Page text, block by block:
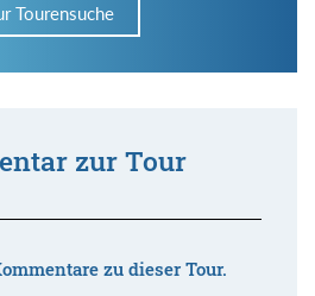
Tourensuche
zur Tour
zu dieser Tour.